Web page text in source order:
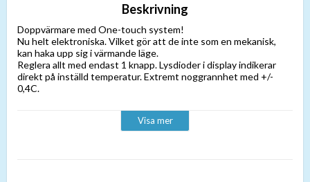
Beskrivning
Doppvärmare med One-touch system!
Nu helt elektroniska. Vilket gör att de inte som en mekanisk,
kan haka upp sig i värmande läge.
Reglera allt med endast 1 knapp. Lysdioder i display indikerar
direkt på inställd temperatur. Extremt noggrannhet med +/-
0,4C.
- För akvarium på 90-150liter.
- Enkel justering av temperatur med One-touch.
Visa mer